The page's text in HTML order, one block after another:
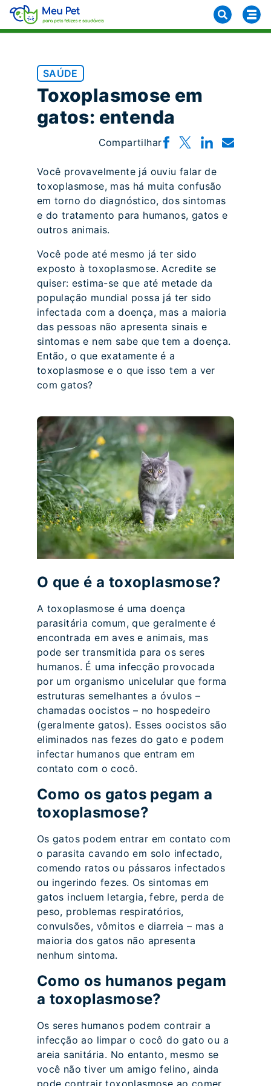
SAÚDE
Toxoplasmose em
gatos: entenda
Compartilhar
Você provavelmente já ouviu falar de
toxoplasmose, mas há muita confusão
em torno do diagnóstico, dos sintomas
e do tratamento para humanos, gatos e
outros animais.
Você pode até mesmo já ter sido
exposto à toxoplasmose. Acredite se
quiser: estima-se que até metade da
população mundial possa já ter sido
infectada com a doença, mas a maioria
das pessoas não apresenta sinais e
sintomas e nem sabe que tem a doença.
Então, o que exatamente é a
toxoplasmose e o que isso tem a ver
com gatos?
O que é a toxoplasmose?
A toxoplasmose é uma doença
parasitária comum, que geralmente é
encontrada em aves e animais, mas
pode ser transmitida para os seres
humanos. É uma infecção provocada
por um organismo unicelular que forma
estruturas semelhantes a óvulos –
chamadas oocistos – no hospedeiro
(geralmente gatos). Esses oocistos são
eliminados nas fezes do gato e podem
infectar humanos que entram em
contato com o cocô.
Como os gatos pegam a
toxoplasmose?
Os gatos podem entrar em contato com
o parasita cavando em solo infectado,
comendo ratos ou pássaros infectados
ou ingerindo fezes. Os sintomas em
gatos incluem letargia, febre, perda de
peso, problemas respiratórios,
convulsões, vômitos e diarreia – mas a
maioria dos gatos não apresenta
nenhum sintoma.
Como os humanos pegam
a toxoplasmose?
Os seres humanos podem contrair a
infecção ao limpar o cocô do gato ou a
areia sanitária. No entanto, mesmo se
você não tiver um amigo felino, ainda